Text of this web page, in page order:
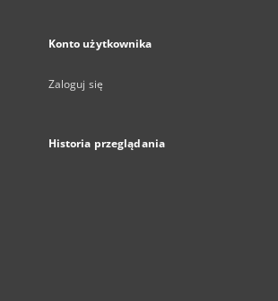
Konto użytkownika
Zaloguj się
Historia przeglądania